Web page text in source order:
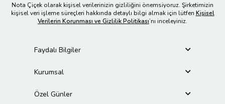
Nota Çiçek olarak kişisel verilerinizin gizliliğini önemsiyoruz. Şirketimizin
kişisel veri işleme süreçleri hakkında detaylı bilgi almak için lütfen Kişisel
Verilerin Korunması ve Gizlilik Politikası’nı inceleyiniz.
Faydalı Bilgiler
Kurumsal
Özel Günler